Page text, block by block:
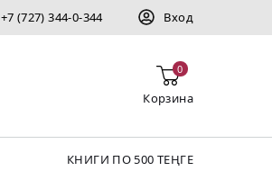
+7 (727) 344-0-344 Вход
0
Корзина
КНИГИ ПО 500 ТЕҢГЕ